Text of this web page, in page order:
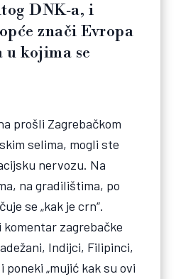
DNK‑a, i
znači Evropa
u kojima se
prošli Zagrebačkom
selima, mogli ste
nervozu. Na
na gradilištima, po
se „kak je crn“.
zagrebačke
Indijci, Filipinci,
„mujić kak su ovi